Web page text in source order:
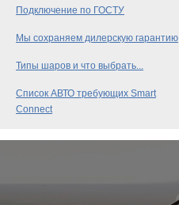
Подключение по ГОСТУ
Мы сохраняем дилерскую гарантию
Типы шаров и что выбрать...
Список АВТО требующих Smart
Connect